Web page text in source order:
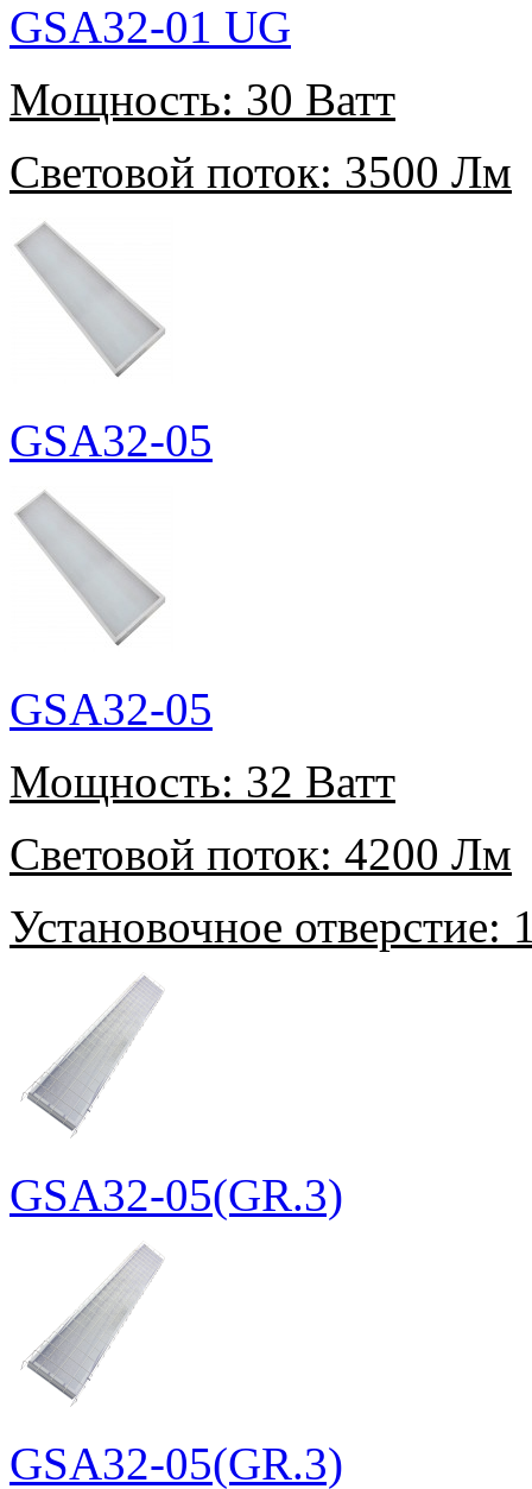
GSA32-01 UG
Мощность: 30 Ватт
Световой поток: 3500 Лм
GSA32-05
GSA32-05
Мощность: 32 Ватт
Световой поток: 4200 Лм
Установочное отверстие:
GSA32-05(GR.3)
GSA32-05(GR.3)